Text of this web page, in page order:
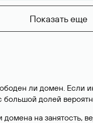
Показать еще
ли домен.
большой долей
на